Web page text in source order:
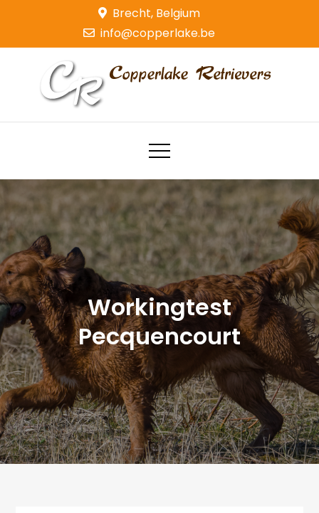
content
Brecht, Belgium
info@copperlake.be
Copperlake Retrievers
Golden Retrievers
Workingtest
Pecquencourt